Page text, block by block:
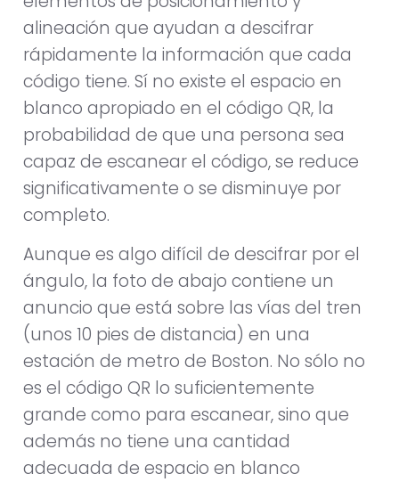
alineación que ayudan a descifrar
rápidamente la información que cada
código tiene. Sí no existe el espacio en
blanco apropiado en el código QR, la
probabilidad de que una persona sea
capaz de escanear el código, se reduce
significativamente o se disminuye por
completo.
Aunque es algo difícil de descifrar por el
ángulo, la foto de abajo contiene un
anuncio que está sobre las vías del tren
(unos 10 pies de distancia) en una
estación de metro de Boston. No sólo no
es el código QR lo suficientemente
grande como para escanear, sino que
además no tiene una cantidad
adecuada de espacio en blanco